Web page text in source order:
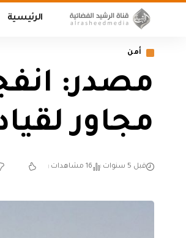
الرئيسية
أمن
مصدر:
مجاور
قبل 5 سنوات 16 مشاهدات